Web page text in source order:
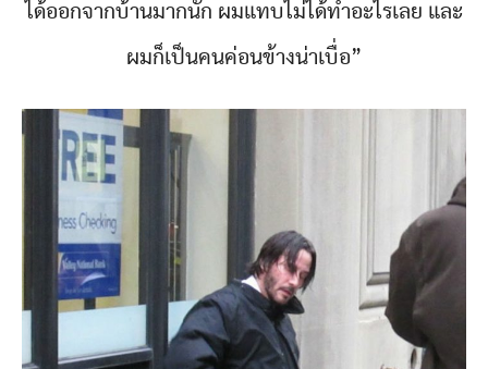
ได้ออกจากบ้านมากนัก ผมแทบไม่ได้ทำอะไรเลย และ
ผมก็เป็นคนค่อนข้างน่าเบื่อ”